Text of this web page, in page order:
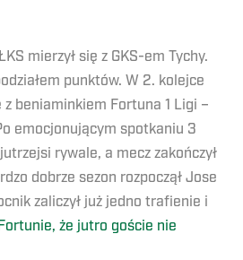
mierzył się z GKS-em Tychy.
punktów. W 2. kolejce
z beniaminkiem Fortuna 1 Ligi –
emocjonującym spotkaniu 3
rywale, a mecz zakończył
dobrze sezon rozpoczął Jose
zaliczył już jedno trafienie i
że jutro goście nie